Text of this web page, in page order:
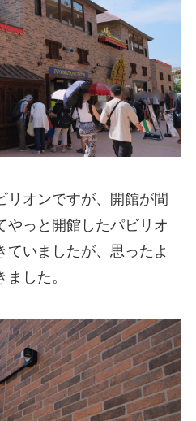
リオンですが、開館が間
やっと開館したパビリオ
ていましたが、思ったよ
した。